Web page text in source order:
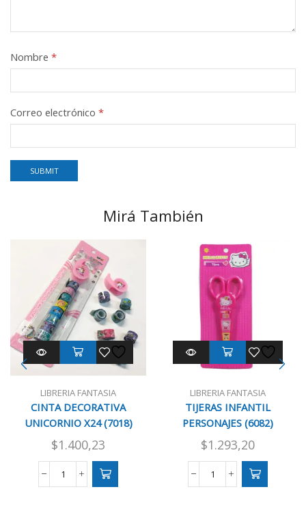
Nombre *
Correo electrónico *
Mirá También
LIBRERIA FANTASIA
CINTA DECORATIVA
UNICORNIO X24 (7018)
$1.400,23
CINTA
LIBRERIA FANTASIA
TIJERAS INFANTIL
PERSONAJES (6082)
$1.293,20
TIJERAS